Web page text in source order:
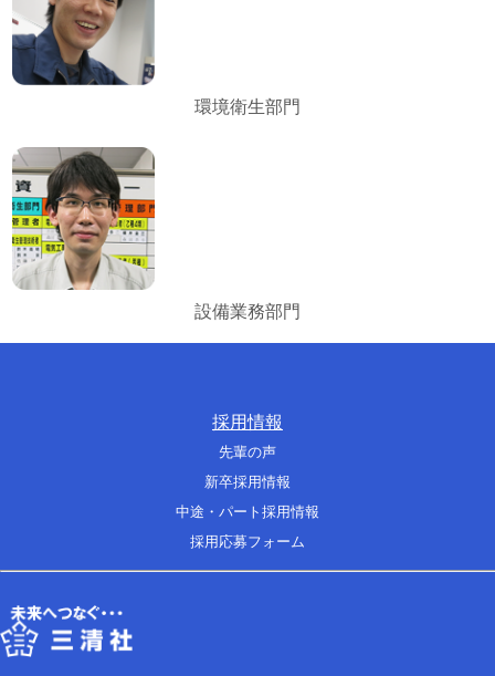
環境衛生部門
設備業務部門
採用情報
先輩の声
新卒採用情報
中途・パート採用情報
採用応募フォーム